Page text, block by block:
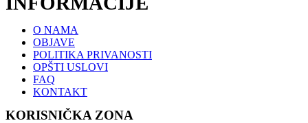
O NAMA
OBJAVE
POLITIKA PRIVANOSTI
OPŠTI USLOVI
FAQ
KONTAKT
KORISNIČKA ZONA